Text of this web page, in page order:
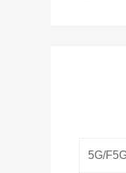
5G/